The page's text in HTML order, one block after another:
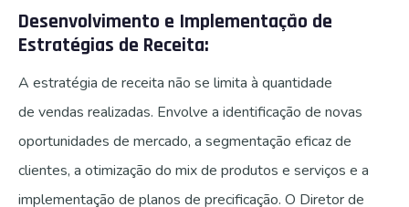
Desenvolvimento e Implementação de
Estratégias de Receita:
A estratégia de receita não se limita à quantidade
de vendas realizadas. Envolve a identificação de novas
oportunidades de mercado, a segmentação eficaz de
clientes, a otimização do mix de produtos e serviços e a
implementação de planos de precificação. O Diretor de